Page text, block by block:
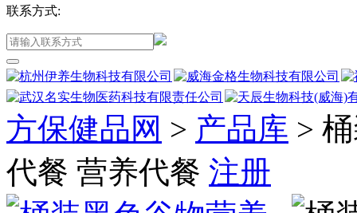
联系方式:
方保健品网 > 产品库 >
代餐 营养代餐 注册